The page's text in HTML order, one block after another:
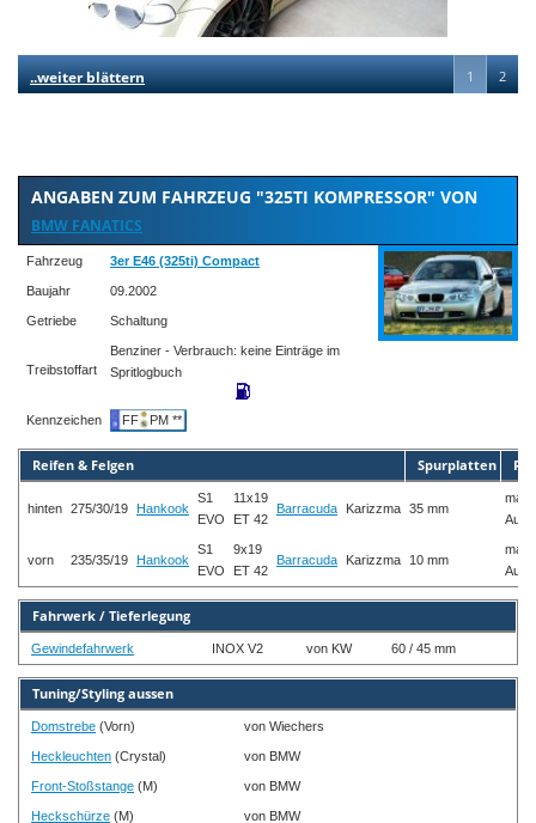
..weiter blättern 1 2
ANGABEN ZUM FAHRZEUG "325TI KOMPRESSOR" VON
BMW FANATICS
Fahrzeug 3er E46 (325ti) Compact
Baujahr 09.2002
Getriebe Schaltung
Treibstoffart
Benziner - Verbrauch: keine Einträge im
Spritlogbuch
Kennzeichen FF PM **
Reifen & Felgen Spurplatten
hinten 275/30/19 Hankook
S1
EVO
11x19
ET 42
Barracuda Karizzma 35 mm
vorn 235/35/19 Hankook
S1
EVO
9x19
ET 42
Barracuda Karizzma 10 mm
Fahrwerk / Tieferlegung
Gewindefahrwerk INOX V2 von KW 60 / 45 mm
Tuning/Styling aussen
Domstrebe (Vorn) von Wiechers
Heckleuchten (Crystal) von BMW
Front-Stoßstange (M) von BMW
Heckschürze (M) von BMW